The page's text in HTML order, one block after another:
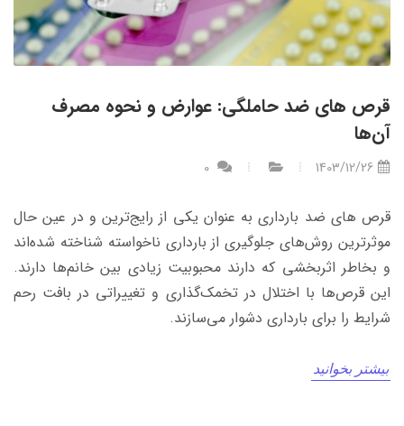
قرص های ضد حاملگی: عوارض و نحوه مصرف
آن‌ها
1403/12/26
قرص های ضد بارداری به عنوان یکی از رایج‌ترین و در عین حال
موثرترین روش‌های جلوگیری از بارداری ناخواسته شناخته شده‌اند
و بخاطر اثربخشی که دارند محبوبیت زیادی بین خانم‌ها دارند.
این قرص‌ها با اختلال در تخمک‌گذاری و تغییراتی در بافت رحم
شرایط را برای بارداری دشوار می‌سازند.
بیشتر بخوانید